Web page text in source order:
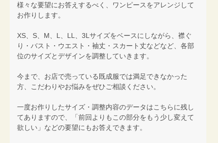
様々な要望にお答えするべく、ワンピースをアレンジして
お作りします。
XS、S、M、L、LL、3Lサイズをベースにしながら、襟ぐ
り・バスト・ウエスト・袖丈・スカート丈などなど、各部
位のサイズとデザインを調整していきます。
今まで、お店で売っている既成服では満足できなかった
方、こだわりやお悩みをぜひご相談ください。
一度お作りしたサイズ・調整内容のデータはこちらに残し
てありますので、「前回よりもこの部分をもう少し変えて
欲しい」などの要望にもお答えできます。